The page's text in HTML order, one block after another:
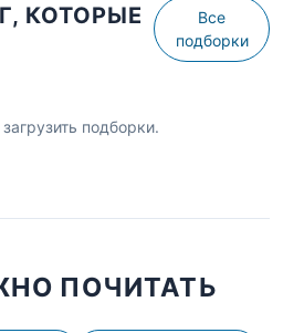
КОТОРЫЕ
Все
подборки
подборки.
ПОЧИТАТЬ